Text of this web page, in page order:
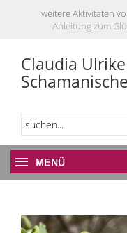
weitere Aktivitäten
Anleitung zum
Claudia